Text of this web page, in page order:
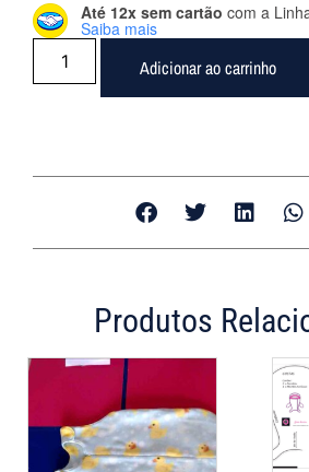
Até 12x sem cartão com a
Saiba mais
Adicionar ao carrinho
Produtos